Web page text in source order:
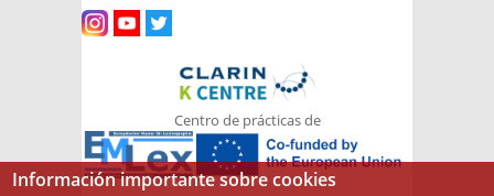
Centro de prácticas de
Información importante sobre cookies